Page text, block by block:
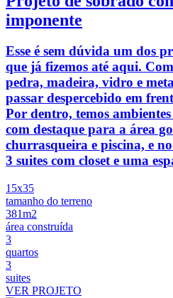
imponente
Esse é sem dúvida um dos
que já fizemos até aqui.
pedra, madeira, vidro e
passar despercebido em
Por dentro, temos ambientes
com destaque para a área
churrasqueira e piscina, e
3 suites com closet e uma
15x35
tamanho do terreno
381m2
área construída
3
quartos
3
suites
VER PROJETO